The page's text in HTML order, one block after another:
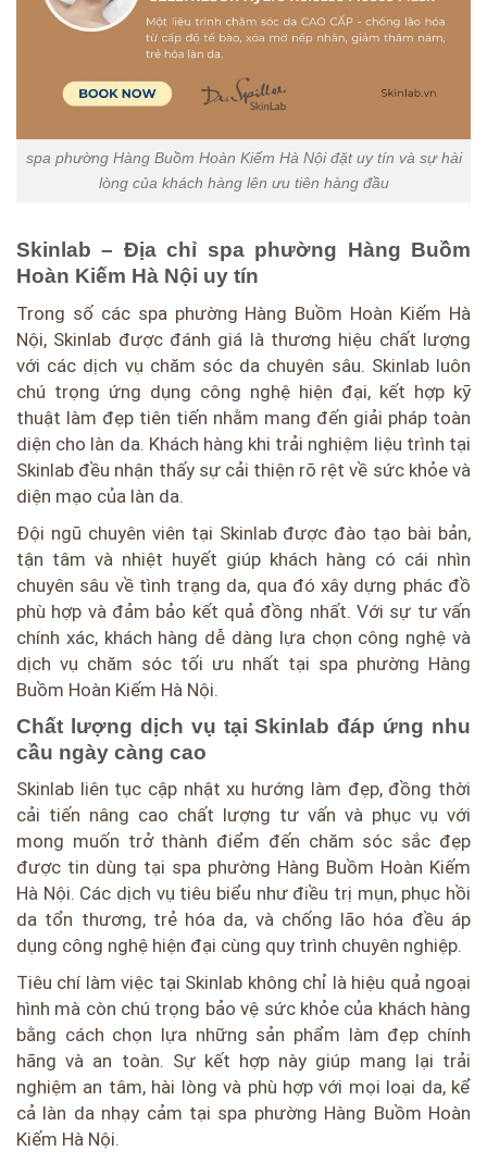
spa phường Hàng Buồm Hoàn Kiếm Hà Nội đặt uy tín và sự hài
lòng của khách hàng lên ưu tiên hàng đầu
Skinlab – Địa chỉ spa phường Hàng Buồm
Hoàn Kiếm Hà Nội uy tín
Trong số các spa phường Hàng Buồm Hoàn Kiếm Hà
Nội, Skinlab được đánh giá là thương hiệu chất lượng
với các dịch vụ chăm sóc da chuyên sâu. Skinlab luôn
chú trọng ứng dụng công nghệ hiện đại, kết hợp kỹ
thuật làm đẹp tiên tiến nhằm mang đến giải pháp toàn
diện cho làn da. Khách hàng khi trải nghiệm liệu trình tại
Skinlab đều nhận thấy sự cải thiện rõ rệt về sức khỏe và
diện mạo của làn da.
Đội ngũ chuyên viên tại Skinlab được đào tạo bài bản,
tận tâm và nhiệt huyết giúp khách hàng có cái nhìn
chuyên sâu về tình trạng da, qua đó xây dựng phác đồ
phù hợp và đảm bảo kết quả đồng nhất. Với sự tư vấn
chính xác, khách hàng dễ dàng lựa chọn công nghệ và
dịch vụ chăm sóc tối ưu nhất tại spa phường Hàng
Buồm Hoàn Kiếm Hà Nội.
Chất lượng dịch vụ tại Skinlab đáp ứng nhu
cầu ngày càng cao
Skinlab liên tục cập nhật xu hướng làm đẹp, đồng thời
cải tiến nâng cao chất lượng tư vấn và phục vụ với
mong muốn trở thành điểm đến chăm sóc sắc đẹp
được tin dùng tại spa phường Hàng Buồm Hoàn Kiếm
Hà Nội. Các dịch vụ tiêu biểu như điều trị mụn, phục hồi
da tổn thương, trẻ hóa da, và chống lão hóa đều áp
dụng công nghệ hiện đại cùng quy trình chuyên nghiệp.
Tiêu chí làm việc tại Skinlab không chỉ là hiệu quả ngoại
hình mà còn chú trọng bảo vệ sức khỏe của khách hàng
bằng cách chọn lựa những sản phẩm làm đẹp chính
hãng và an toàn. Sự kết hợp này giúp mang lại trải
nghiệm an tâm, hài lòng và phù hợp với mọi loại da, kể
cả làn da nhạy cảm tại spa phường Hàng Buồm Hoàn
Kiếm Hà Nội.